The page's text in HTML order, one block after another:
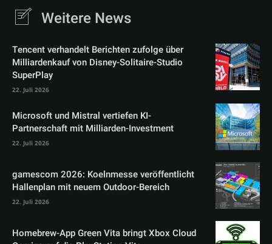
Weitere News
Tencent verhandelt Berichten zufolge über
Milliardenkauf von Disney-Solitaire-Studio
SuperPlay
22. Juli 2026
Microsoft und Mistral vertiefen KI-
Partnerschaft mit Milliarden-Investment
22. Juli 2026
gamescom 2026: Koelnmesse veröffentlicht
Hallenplan mit neuem Outdoor-Bereich
22. Juli 2026
Homebrew-App Green Vita bringt Xbox Cloud